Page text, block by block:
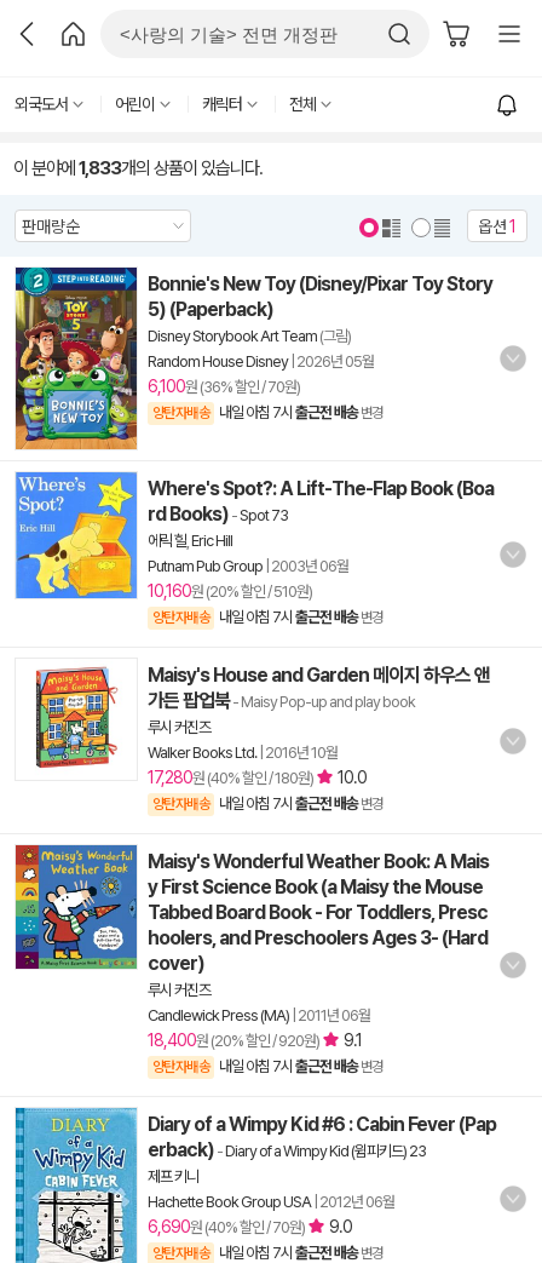
외국도서 어린이 캐릭터 전체
이 분야에 1,833개의 상품이 있습니다.
옵션1
Bonnie's New Toy (Disney/Pixar Toy Story
5) (Paperback)
Disney Storybook Art Team (그림)
Random House Disney| 2026년 05월
6,100원 (36% 할인 / 70원)
양탄자배송 내일 아침 7시 출근전 배송 변경
Where's Spot?: A Lift-The-Flap Book (Boa
rd Books) -Spot 73
에릭 힐 Eric Hill
Putnam Pub Group 2003년 06월
10,160원 (20% 할인 / 510원)
양탄자배송 내일 아침 7시 출근전 배송 변경
Maisy's House and Garden 메이지 하우스 앤
가든 팝업북- Maisy Pop-up and play book
루시 커진즈
Walker Books Ltd.| 2016년 10월
17,280원 (40% 할인 / 180원) 10.0
양탄자배송 내일 아침 7시 출근전 배송 변경
Maisy's Wonderful Weather Book: A Mais
y First Science Book (a Maisy the Mouse
Tabbed Board Book - For Toddlers, Presc
hoolers, and Preschoolers Ages 3- (Hard
cover)
루시 커진즈
Candlewick Press (MA) 2011년 06월
18,400원 (20% 할인 / 920원) 9.1
양탄자배송 내일 아침 7시 출근전 배송 변경
Diary of a Wimpy Kid #6 : Cabin Fever (Pap
erback) -Diary of a Wimpy Kid (윔피키드) 23
제프 키니
Hachette Book Group USA| 2012년 06월
6,690원 (40% 할인 / 70원) 9.0
양탄자배송 내일 아침 7시 출근전 배송 변경